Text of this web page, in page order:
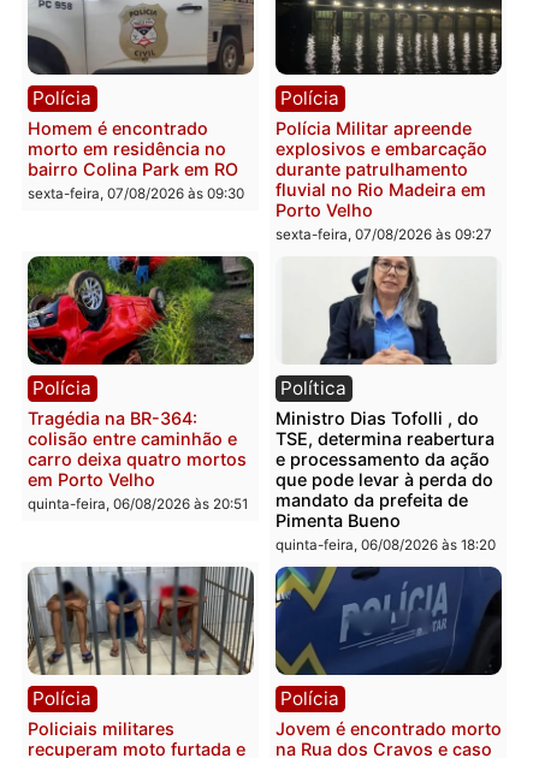
sexta-feira, 07/08/2026 às 12:24
Polícia
mercúrio escondidos em
estepe em Porto Velho
sexta-feira, 07/08/2026 às 09:38
Polícia
Polícia Civil deflagra
operação contra facção
criminosa que atacava
provedores de internet
Rondônia
sexta-feira, 07/08/2026 às
Polícia
bairro Colina Park em RO
sexta-feira, 07/08/2026 às 09:30
Polícia
Polícia Militar apreende
explosivos e
durante patrulhamento
fluvial no Rio Madeira em
Porto Velho
sexta-feira, 07/08/2026 às